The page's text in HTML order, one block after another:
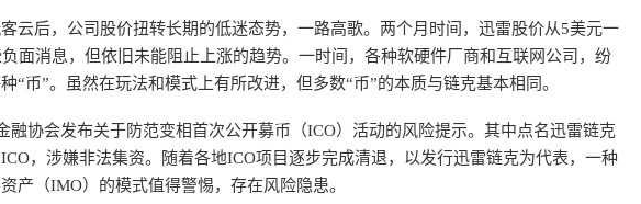
云后，公司股价扭转长期的低迷态势，一路高歌。两个月时间，迅雷股价从5美元一
面消息，但依旧未能阻止上涨的趋势。一时间，各种软硬件厂商和互联网公司，纷
“币”。虽然在玩法和模式上有所改进，但多数“币”的本质与链克基本相同。
融协会发布关于防范变相首次公开募币（ICO）活动的风险提示。其中点名迅雷链克
，涉嫌非法集资。随着各地ICO项目逐步完成清退，以发行迅雷链克为代表，一种
产（IMO）的模式值得警惕，存在风险隐患。